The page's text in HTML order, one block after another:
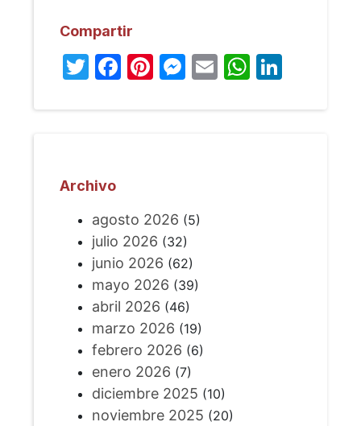
Compartir
Twitter
Facebook
Pinterest
Messenger
Email
Archivo
agosto 2026 (5)
julio 2026 (32)
junio 2026 (62)
mayo 2026 (39)
abril 2026 (46)
marzo 2026 (19)
febrero 2026 (6)
enero 2026 (7)
diciembre 2025 (10)
noviembre 2025 (20)